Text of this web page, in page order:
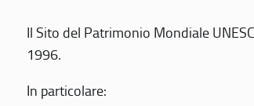
Il Sito del Patrimonio Mondiale
1996.
In particolare: